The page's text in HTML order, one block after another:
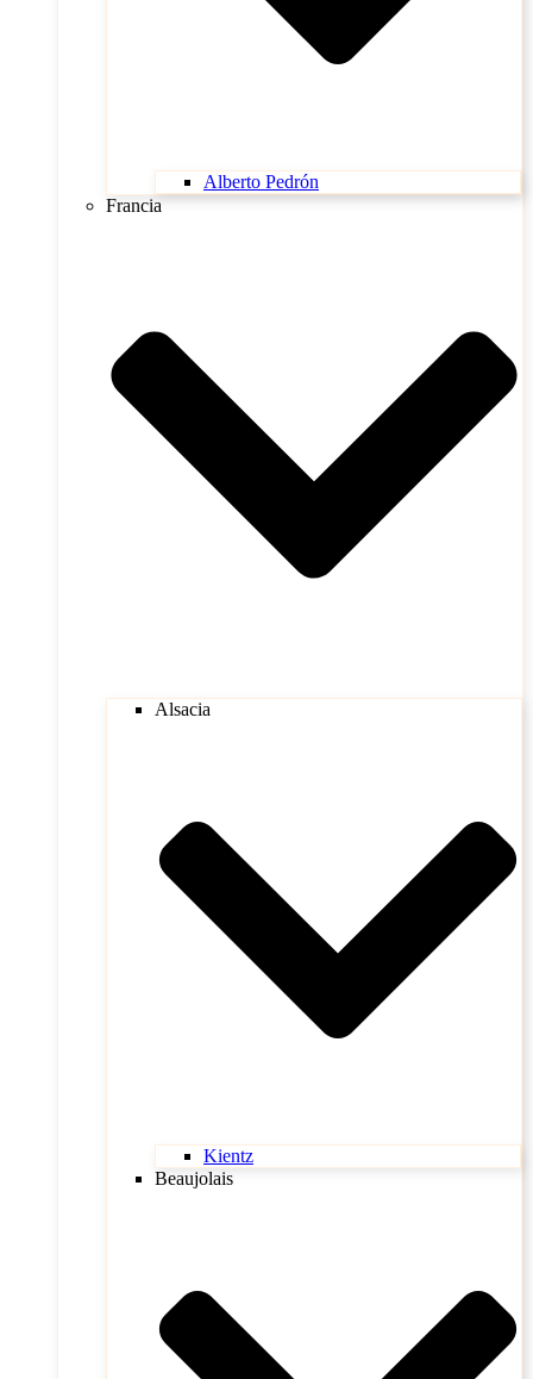
Alberto Pedrón
Francia
Alsacia
Kientz
Beaujolais